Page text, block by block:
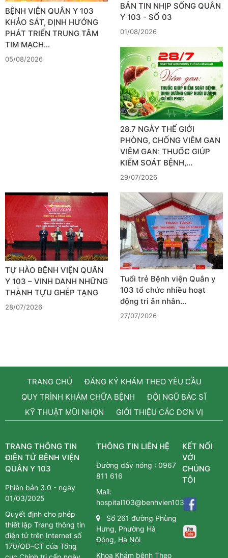
BỆNH VIỆN QUÂN Y 103
KHẢO SÁT, ĐỊNH HƯỚNG
PHÁT TRIỂN TRUNG TÂM
TIM MẠCH…
05/08/2026
BẢN TIN NHỊP SỐNG QUÂN
Y 103 - SỐ 03
01/08/2026
28.7 NGÀY THẾ GIỚI
PHÒNG, CHỐNG VIÊM GAN
VIÊM GAN: THUỐC GIÚP
KIỂM SOÁT BỆNH,…
29/07/2026
TỰ HÀO BỆNH VIỆN QUÂN
Y 103 – VINH DANH NHỮNG
THÀNH TỰU GHÉP TẠNG
28/07/2026
Tuổi trẻ Bệnh viện Quân y
103 tổ chức nhiều hoạt
động tri ân nhân…
27/07/2026
TRANG CHỦ
ĐĂNG KÝ KHÁM THEO YÊU CẦU
QUY TRÌNH KHÁM CHỮA BỆNH
ĐỘI NGŨ BÁC SĨ
KỸ THUẬT MŨI NHỌN
GIỚI THIỆU CÁC ĐƠN VỊ
TRANG THÔNG TIN
ĐIỆN TỬ BỆNH VIỆN
QUÂN Y 103
Phiên bản 3.0 - ngày
01/03/2025
Quyết định cho phép
thiết lập Trang thông tin
điện tử trên Internet số
170/QĐ–CT của Tổng
THÔNG TIN LIÊN HỆ
Đường dây nóng :0967
811 616
Mail:
hospital103@benhvien103.vn
Số 261 đường Phùng
Hưng, Phường Hà
Đông, Hà Nội
Khoa Khám bệnh Theo
KẾT NỐI
VỚI
CHÚNG
TÔI